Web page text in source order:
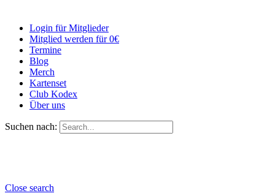
Login für Mitglieder
Mitglied werden für 0€
Termine
Blog
Merch
Kartenset
Club Kodex
Über uns
Suchen nach:
Close search